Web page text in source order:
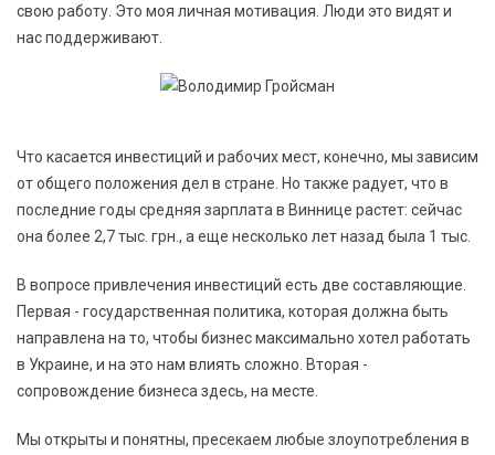
свою работу. Это моя личная мотивация. Люди это видят и
нас поддерживают.
Что касается инвестиций и рабочих мест, конечно, мы зависим
от общего положения дел в стране. Но также радует, что в
последние годы средняя зарплата в Виннице растет: сейчас
она более 2,7 тыс. грн., а еще несколько лет назад была 1 тыс.
В вопросе привлечения инвестиций есть две составляющие.
Первая - государственная политика, которая должна быть
направлена на то, чтобы бизнес максимально хотел работать
в Украине, и на это нам влиять сложно. Вторая -
сопровождение бизнеса здесь, на месте.
Мы открыты и понятны, пресекаем любые злоупотребления в